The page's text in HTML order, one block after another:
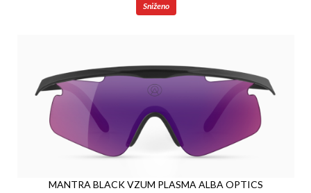
Sniženo
MANTRA BLACK VZUM PLASMA ALBA OPTICS